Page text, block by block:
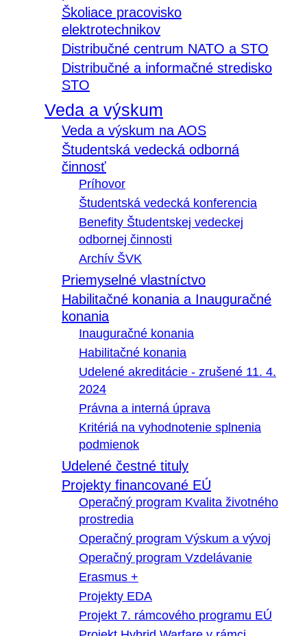
Školiace pracovisko
elektrotechnikov
Distribučné centrum NATO a STO
Distribučné a informačné stredisko
STO
Veda a výskum
Veda a výskum na AOS
Študentská vedecká odborná
činnosť
Príhovor
Študentská vedecká konferencia
Benefity Študentskej vedeckej
odbornej činnosti
Archív ŠVK
Priemyselné vlastníctvo
Habilitačné konania a Inauguračné
konania
Inauguračné konania
Habilitačné konania
Udelené akreditácie - zrušené 11. 4.
2024
Právna a interná úprava
Kritériá na vyhodnotenie splnenia
podmienok
Udelené čestné tituly
Projekty financované EÚ
Operačný program Kvalita životného
prostredia
Operačný program Výskum a vývoj
Operačný program Vzdelávanie
Erasmus +
Projekty EDA
Projekt 7. rámcového programu EÚ